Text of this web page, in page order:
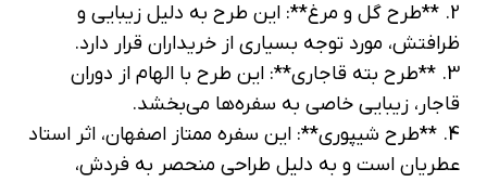
2. **طرح گل و مرغ**: این طرح به دلیل زیبایی و
ظرافتش، مورد توجه بسیاری از خریداران قرار دارد.
3. **طرح بته قاجاری**: این طرح با الهام از دوران
قاجار، زیبایی خاصی به سفره‌ها می‌بخشد.
4. **طرح شیپوری**: این سفره ممتاز اصفهان، اثر استاد
عطریان است و به دلیل طراحی منحصر به فردش،